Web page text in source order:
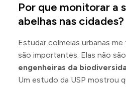
Por que monitorar a
abelhas nas cidades?
Estudar colmeias urbanas
são importantes. Elas não
engenheiras da
Um estudo da USP mostrou